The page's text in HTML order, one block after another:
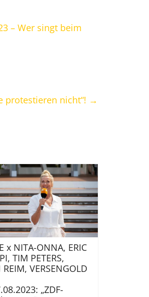
– Wer singt beim
protestieren nicht“! →
x NITA-ONNA, ERIC
TIM PETERS,
REIM, VERSENGOLD
„ZDF-